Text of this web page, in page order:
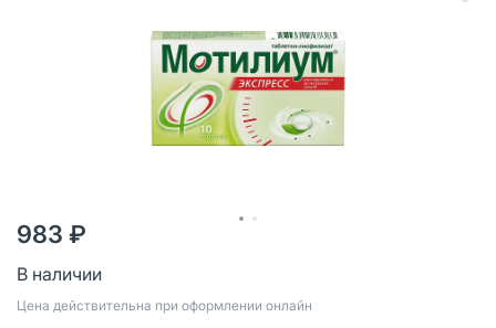
983 ₽
В наличии
Цена действительна при оформлении онлайн